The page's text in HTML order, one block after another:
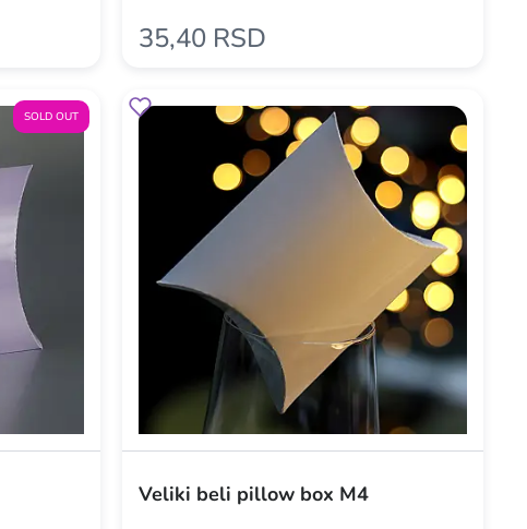
35,40 RSD
SOLD OUT
Veliki beli pillow box M4